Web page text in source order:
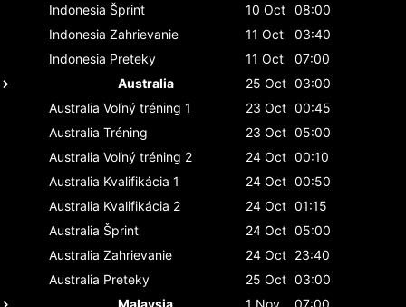
Indonesia Šprint 10 Oct 08:00
Indonesia Zahrievanie 11 Oct
03:40
Indonesia Preteky 11 Oct
07:00
Australia
25 Oct 03:00
Australia Voľný tréning 1 23 Oct 00:45
Australia Tréning 23 Oct 05:00
Australia Voľný tréning 2 24 Oct 00:10
Australia Kvalifikácia 1 24 Oct 00:50
Australia Kvalifikácia 2 24 Oct 01:15
Australia Šprint 24 Oct 05:00
Australia Zahrievanie 24 Oct 23:40
Australia Preteky 25 Oct 03:00
Malaysia
1 Nov
07:00